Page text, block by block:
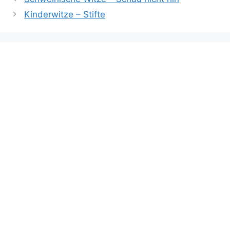
Kinderwitze – Stifte